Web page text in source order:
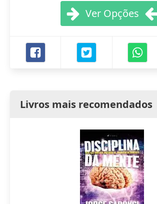
Ver Opções
Livros mais recomendados